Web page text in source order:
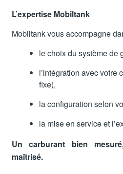
L’expertise Mobiltank
Mobiltank vous accompagne
le choix du système de
l’intégration avec votre
fixe),
la configuration selon
la mise en service et
Un carburant bien
maîtrisé.